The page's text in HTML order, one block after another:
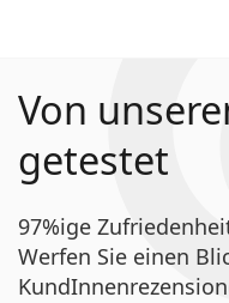
Von
getestet
97%ige
Werfen Sie einen